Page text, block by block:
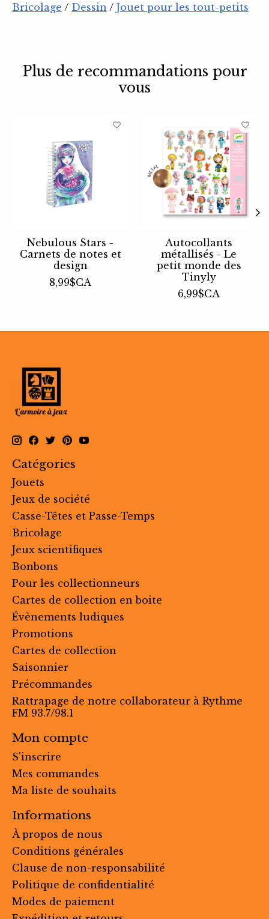
Bricolage / Dessin / Jouet pour les tout-petits
Plus de recommandations pour
vous
Articles du carrousel de produits
Nebulous Stars -
Carnets de notes et
design
8,99$CA
Autocollants
métallisés - Le
petit monde des
Tinyly
6,99$CA
Catégories
Jouets
Jeux de société
Casse-Têtes et Passe-Temps
Bricolage
Jeux scientifiques
Bonbons
Pour les collectionneurs
Cartes de collection en boite
Évènements ludiques
Promotions
Cartes de collection
Saisonnier
Précommandes
Rattrapage de notre collaborateur à Rythme
FM 93.7/98.1
Mon compte
S'inscrire
Mes commandes
Ma liste de souhaits
Informations
À propos de nous
Conditions générales
Clause de non-responsabilité
Politique de confidentialité
Modes de paiement